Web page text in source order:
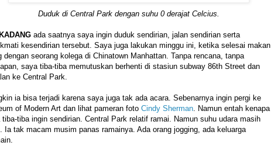
Duduk di Central Park dengan suhu 0 derajat Celcius.
ada saatnya saya ingin duduk sendirian, jalan sendirian serta
kesendirian tersebut. Saya juga lakukan minggu ini, ketika selesai makan
dengan seorang kolega di Chinatown Manhattan. Tanpa rencana, tanpa
saya tiba-tiba memutuskan berhenti di stasiun subway 86th Street dan
ke Central Park.
ia bisa terjadi karena saya juga tak ada acara. Sebenarnya ingin pergi ke
of Modern Art dan lihat pameran foto Cindy Sherman. Namun entah kenapa
tiba-tiba ingin sendirian. Central Park relatif ramai. Namun suhu udara masih
Ia tak macam musim panas ramainya. Ada orang jogging, ada keluarga